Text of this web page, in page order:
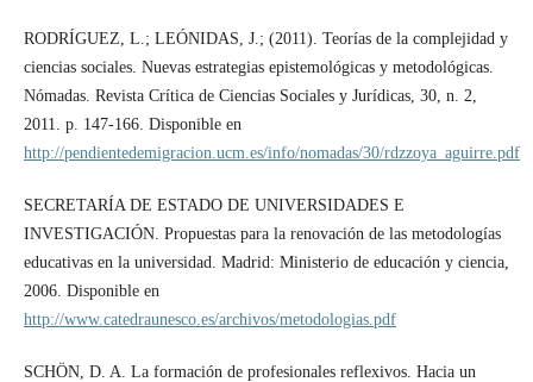
RODRÍGUEZ, L.; LEÓNIDAS, J.; (2011). Teorías de la complejidad y
ciencias sociales. Nuevas estrategias epistemológicas y metodológicas.
Nómadas. Revista Crítica de Ciencias Sociales y Jurídicas, 30, n. 2,
2011. p. 147-166. Disponible en
http://pendientedemigracion.ucm.es/info/nomadas/30/rdzzoya_aguirre.pdf
SECRETARÍA DE ESTADO DE UNIVERSIDADES E
INVESTIGACIÓN. Propuestas para la renovación de las metodologías
educativas en la universidad. Madrid: Ministerio de educación y ciencia,
2006. Disponible en
http://www.catedraunesco.es/archivos/metodologias.pdf
SCHÖN, D. A. La formación de profesionales reflexivos. Hacia un